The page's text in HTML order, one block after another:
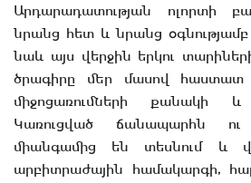
Արդարադատության ոլորտի
նրանց հետ և նրանց
նաև այս վերջին երկու
ծրագիրը մեր մասով
միջոցառումների քանակի
Կառուցված ճանապարհն
միանգամից են տեսնում և
արբիտրաժային համակարգի,